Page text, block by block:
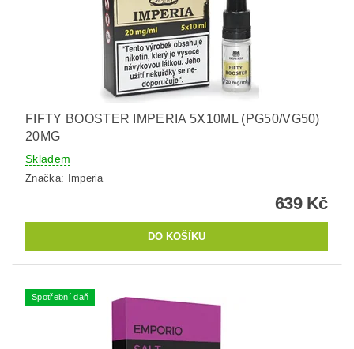
FIFTY BOOSTER IMPERIA 5X10ML (PG50/VG50)
20MG
Skladem
Značka: Imperia
639 Kč
Spotřební daň